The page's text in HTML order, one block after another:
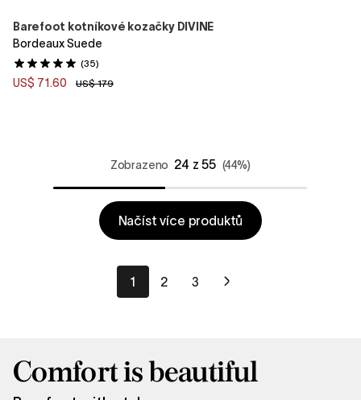
Barefoot kotníkové kozačky DIVINE
Bordeaux Suede
(35)
US$ 71.60 US$ 179
Zobrazeno 24 z 55 (44%)
Načíst více produktů
1 2 3
Comfort is beautiful